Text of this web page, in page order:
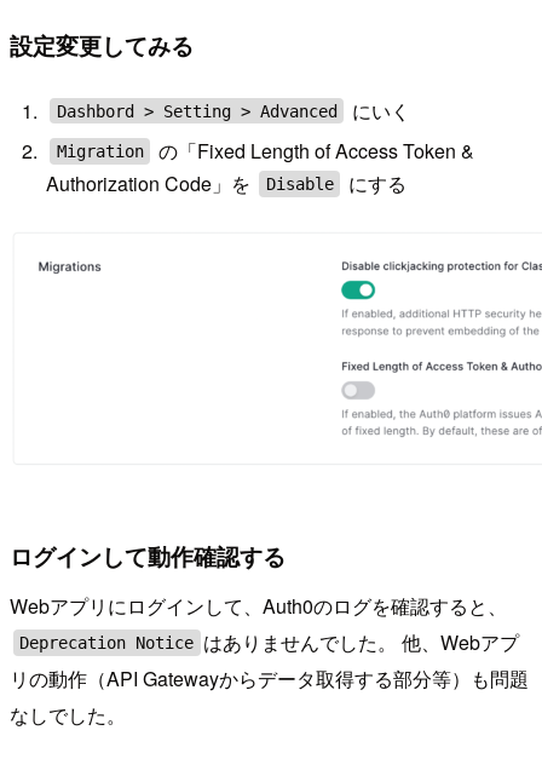
設定変更してみる
Dashbord > Setting > Advanced にいく
Migration
の「Fixed Length of Access Token &
Authorization Code」を
Disable にする
ログインして動作確認する
Webアプリにログインして、Auth0のログを確認すると、
Deprecation Notice はありませんでした。 他、Webアプ
リの動作（API Gatewayからデータ取得する部分等）も問題
なしでした。